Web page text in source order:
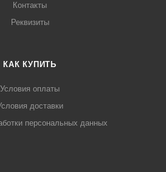
Контакты
Реквизиты
КАК КУПИТЬ
Условия оплаты
доставки
персональных данных